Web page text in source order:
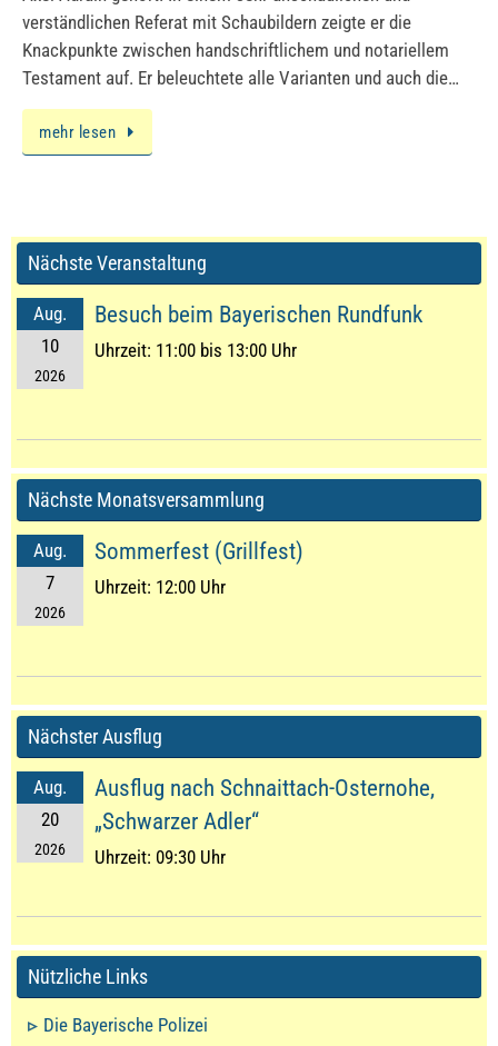
verständlichen Referat mit Schaubildern zeigte er die
Knackpunkte zwischen handschriftlichem und notariellem
Testament auf. Er beleuchtete alle Varianten und auch die…
mehr lesen
Nächste Veranstaltung
Aug.
10
2026
Besuch beim Bayerischen Rundfunk
Uhrzeit: 11:00 bis 13:00 Uhr
Nächste Monatsversammlung
Aug.
7
2026
Sommerfest (Grillfest)
Uhrzeit: 12:00 Uhr
Nächster Ausflug
Aug.
20
2026
Ausflug nach Schnaittach-Osternohe,
„Schwarzer Adler“
Uhrzeit: 09:30 Uhr
Nützliche Links
Die Bayerische Polizei